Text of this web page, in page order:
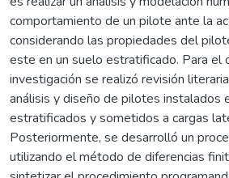
comportamiento de un pilote ante la
considerando las propiedades del
este en un suelo estratificado. Para el
investigación se realizó revisión
análisis y diseño de pilotes instalados
estratificados y sometidos a cargas
Posteriormente, se desarrolló un
utilizando el método de diferencias